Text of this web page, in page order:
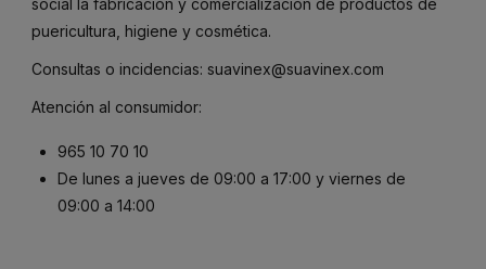
social la fabricación y comercialización de productos de
puericultura, higiene y cosmética.
Consultas o incidencias: suavinex@suavinex.com
Atención al consumidor:
965 10 70 10
De lunes a jueves de 09:00 a 17:00 y viernes de
09:00 a 14:00